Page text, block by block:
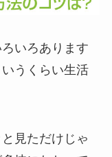
いろあります
うくらい生活
見ただけじゃ